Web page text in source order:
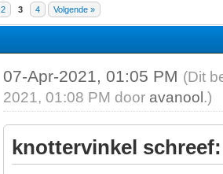
2 3 4 Volgende »
07-Apr-2021, 01:05 PM (Dit
2021, 01:08 PM door avanool .)
knottervinkel schreef: